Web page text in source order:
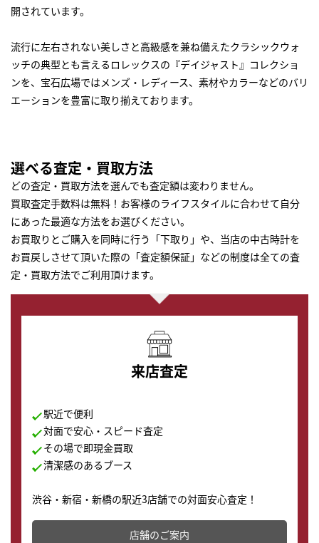
開されています。
流行に左右されない美しさと高級感を兼ね備えたクラシックウォ
ッチの典型とも言えるロレックスの『デイジャスト』コレクショ
ンを、宝石広場ではメンズ・レディース、素材やカラーなどのバリ
エーションを豊富に取り揃えております。
選べる査定・買取方法
どの査定・買取方法を選んでも査定額は変わりません。
買取査定手数料は無料！お客様のライフスタイルに合わせて自分
にあった最適な方法をお選びください。
お買取りとご購入を同時に行う「下取り」や、当店の中古時計を
お買戻しさせて頂いた際の「査定額保証」などの制度は全ての査
定・買取方法でご利用頂けます。
来店査定
駅近で便利
対面で安心・スピード査定
その場で即現金買取
清潔感のあるブース
渋谷・新宿・新橋の駅近3店舗での対面安心査定！
その場で現金買取致します。渋谷本店では、時計販売の
店舗を併設しており、下取りに出してお得に新しい時計
店舗のご案内